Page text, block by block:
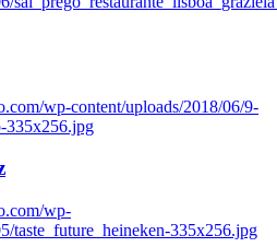
wp-content/uploads/2018/06/9-
335x256.jpg
wp-
taste_future_heineken-335x256.jpg